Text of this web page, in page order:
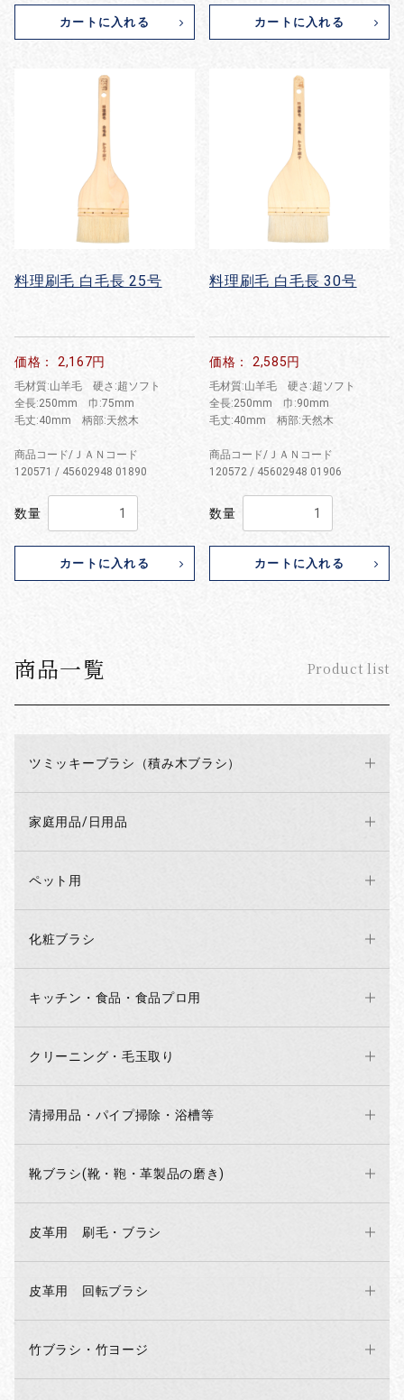
商品一覧 Product list
ツミッキーブラシ（積み木ブラシ）
家庭用品/日用品
ペット用
化粧ブラシ
キッチン・食品・食品プロ用
クリーニング・毛玉取り
清掃用品・パイプ掃除・浴槽等
靴ブラシ(靴・鞄・革製品の磨き)
皮革用 刷毛・ブラシ
皮革用 回転ブラシ
竹ブラシ・竹ヨージ
カートに入れる カートに入れる
料理刷毛 白毛長 25号
価格： 2,167円
毛材質:山羊毛 硬さ:超ソフト
全長:250mm 巾:75mm
毛丈:40mm 柄部:天然木
商品コード/ＪＡＮコード
120571 / 45602948 01890
数量
カートに入れる
料理刷毛 白毛長 30号
価格： 2,585円
毛材質:山羊毛 硬さ:超ソフト
全長:250mm 巾:90mm
毛丈:40mm 柄部:天然木
商品コード/ＪＡＮコード
120572 / 45602948 01906
数量
カートに入れる